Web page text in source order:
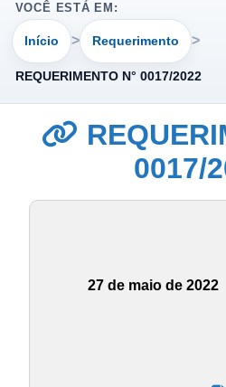
VOCÊ ESTÁ EM:
Início Requerimento
REQUERIMENTO N° 0017/2022
0017/
27 de maio de 2022